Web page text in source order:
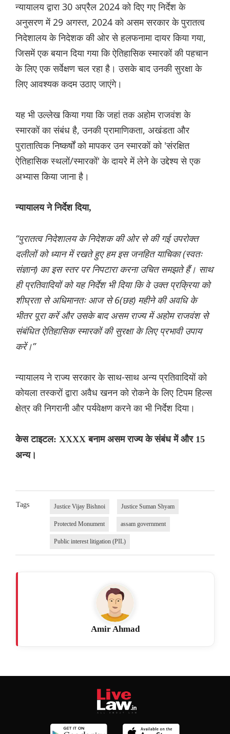
न्यायालय द्वारा 30 अप्रैल 2024 को दिए गए निर्देश के
अनुसरण में 29 अगस्त, 2024 को असम सरकार के पुरातत्व
निदेशालय के निदेशक की ओर से हलफनामा दायर किया गया,
जिसमें एक बयान दिया गया कि ऐतिहासिक स्मारकों की पहचान
के लिए एक सर्वेक्षण चल रहा है। उसके बाद उनकी सुरक्षा के
लिए आवश्यक कदम उठाए जाएंगे।
यह भी उल्लेख किया गया कि जहां तक ​​अहोम राजवंश के
स्मारकों का संबंध है, उनकी प्रामाणिकता, अखंडता और
पुरातात्विक निष्कर्षों को मापकर उन स्मारकों को 'संरक्षित
ऐतिहासिक स्थलों/स्मारकों' के दायरे में लेने के उद्देश्य से एक
अभ्यास किया जाना है।
न्यायालय ने निर्देश दिया,
“पुरातत्व निदेशालय के निदेशक की ओर से की गई उपरोक्त
दलीलों को ध्यान में रखते हुए हम इस जनहित याचिका (स्वतः
संज्ञान) का इस स्तर पर निपटारा करना उचित समझते हैं। साथ
ही प्रतिवादियों को यह निर्देश भी दिया कि वे उक्त प्रक्रिया को
शीघ्रता से अधिमानतः आज से 6(छह) महीने की अवधि के
भीतर पूरा करें और उसके बाद असम राज्य में अहोम राजवंश से
संबंधित ऐतिहासिक स्मारकों की सुरक्षा के लिए प्रभावी उपाय
करें।”
न्यायालय ने राज्य सरकार के साथ-साथ अन्य प्रतिवादियों को
कोयला तस्करों द्वारा अवैध खनन को रोकने के लिए टिपम हिल्स
क्षेत्र की निगरानी और पर्यवेक्षण करने का भी निर्देश दिया।
केस टाइटल: XXXX बनाम असम राज्य के संबंध में और 15
अन्य।
Tags Justice Vijay Bishnoi Justice Suman Shyam
Protected Monument assam government
Public interest litigation (PIL)
Amir Ahmad